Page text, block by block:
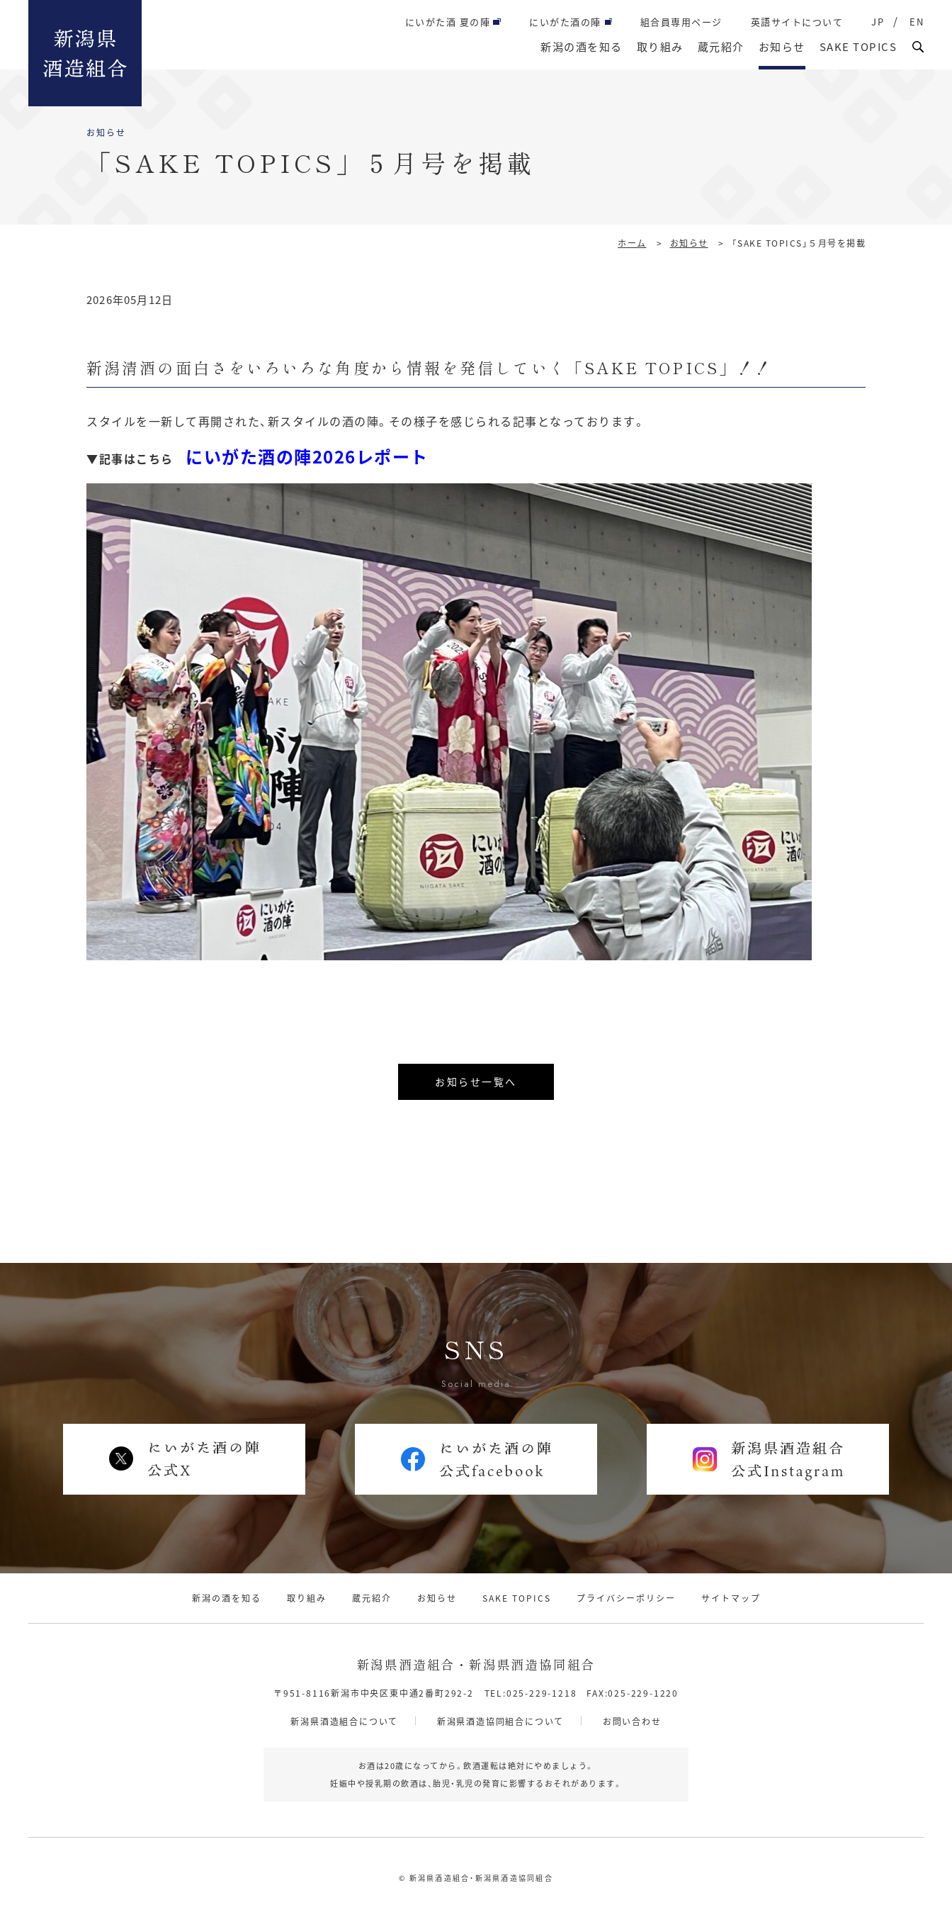
新潟の酒を知る 取り組み 蔵元紹介 お知らせ SAKE TOPICS
にいがた酒 夏の陣 にいがた酒の陣 組合員専用ページ 英語サイトについて JP EN
お知らせ
「SAKE TOPICS」５月号を掲載
ホーム > お知らせ > 「SAKE TOPICS」５月号を掲載
2026年05月12日
新潟清酒の面白さをいろいろな角度から情報を発信していく「SAKE TOPICS」！！
スタイルを一新して再開された、新スタイルの酒の陣。その様子を感じられる記事となっております。
▼記事はこちら にいがた酒の陣2026レポート
お知らせ一覧へ
SNS
Social media
新潟の酒を知る 取り組み 蔵元紹介 お知らせ SAKE TOPICS プライバシーポリシー サイトマップ
新潟県酒造組合・新潟県酒造協同組合
〒951-8116新潟市中央区東中通2番町292-2 TEL:025-229-1218 FAX:025-229-1220
新潟県酒造組合について 新潟県酒造協同組合について お問い合わせ
お酒は20歳になってから。飲酒運転は絶対にやめましょう。
妊娠中や授乳期の飲酒は、胎児・乳児の発育に影響するおそれがあります。
© 新潟県酒造組合・新潟県酒造協同組合